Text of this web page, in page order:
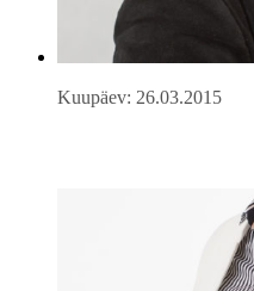
Kuupäev: 26.03.2015